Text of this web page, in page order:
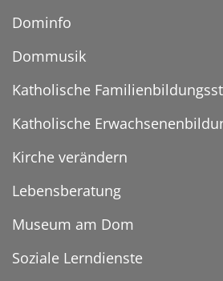
Dominfo
Dommusik
Katholische
Katholische
Kirche verändern
Lebensberatung
Museum am Dom
Soziale Lerndienste